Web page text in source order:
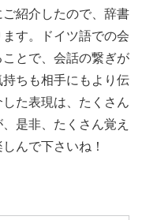
紹介したので、辞書
す。ドイツ語での会
とで、会話の繋ぎが
ちも相手にもより伝
た表現は、たくさん
是非、たくさん覚え
んで下さいね！